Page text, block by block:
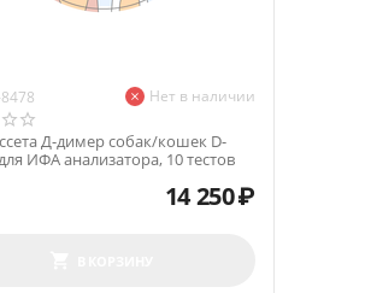
Нет в наличии
Д-димер собак/кошек D-
ИФА анализатора, 10 тестов
14 250₽